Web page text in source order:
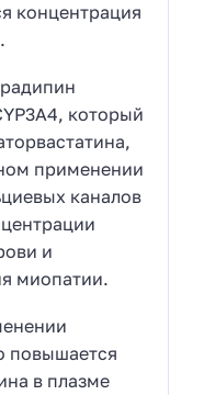
концентрация
который
применении
каналов
и
миопатии.
повышается
в плазме